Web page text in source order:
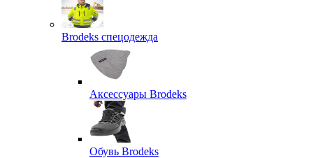
Brodeks спецодежда
Аксессуары Brodeks
Обувь Brodeks